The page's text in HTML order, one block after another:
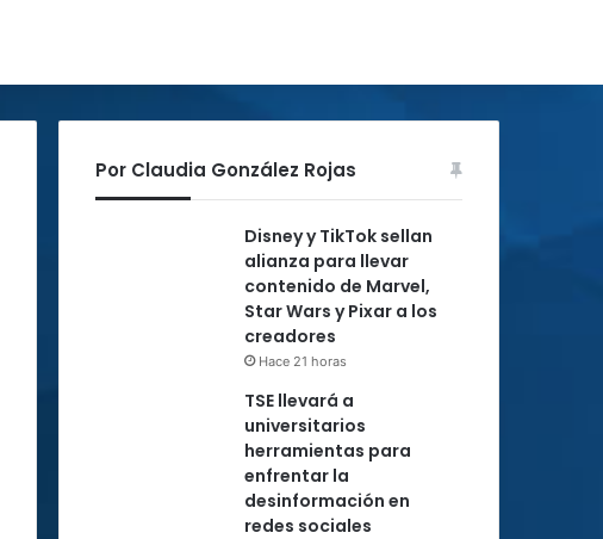
Por Claudia González Rojas
Disney y TikTok sellan
alianza para llevar
contenido de Marvel,
Star Wars y Pixar a los
creadores
Hace 21 horas
TSE llevará a
universitarios
herramientas para
enfrentar la
desinformación en
redes sociales